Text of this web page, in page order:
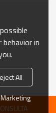
in
All
Marketing